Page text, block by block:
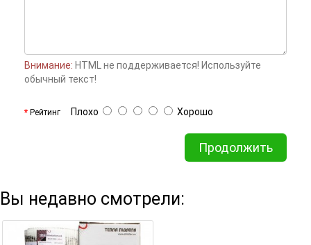
Внимание: HTML не поддерживается! Используйте
обычный текст!
Рейтинг Плохо Хорошо
Продолжить
Вы недавно смотрели: